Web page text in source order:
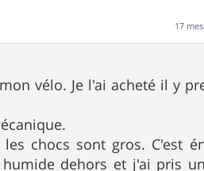
17
vélo. Je l'ai acheté il y
chocs sont gros. C'est
dehors et j'ai pris